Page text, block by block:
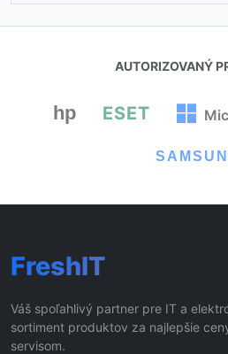
⏳
AUTORIZOVANÝ
hp ESET
FreshIT
Váš spoľahlivý partner pre IT a
sortiment produktov za najlepšie
servisom.